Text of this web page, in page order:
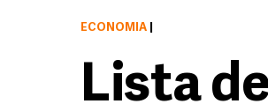
ECONOMÍA
Lista